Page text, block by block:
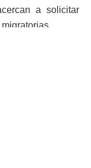
a solicitar